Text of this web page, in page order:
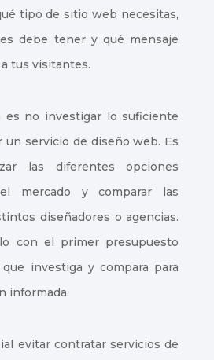
tipo de sitio web necesitas,
debe tener y qué mensaje
tus visitantes.
es no investigar lo suficiente
un servicio de diseño web. Es
las diferentes opciones
mercado y comparar las
diseñadores o agencias.
con el primer presupuesto
investiga y compara para
informada.
evitar contratar servicios de